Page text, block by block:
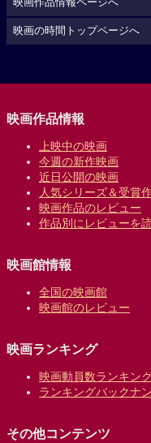
映画の時間トップページへ
映画作品情報
上映中の映画
今週の新作映画
近日公開の映画
人気シリーズ＆受賞
映画作品のレビュー
作品別にレビューを
映画館情報
全国の映画館
映画館のレビュー
映画ランキング
映画動員数ランキン
ランキングバックナ
その他コンテンツ